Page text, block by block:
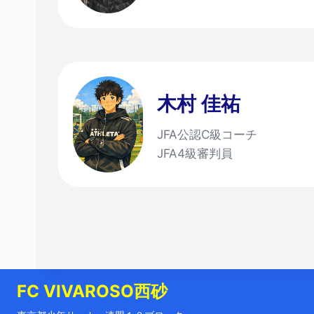
木村 佳祐
JFA公認C級コーチ
JFA4級審判員
FC VIVAROSO西砂